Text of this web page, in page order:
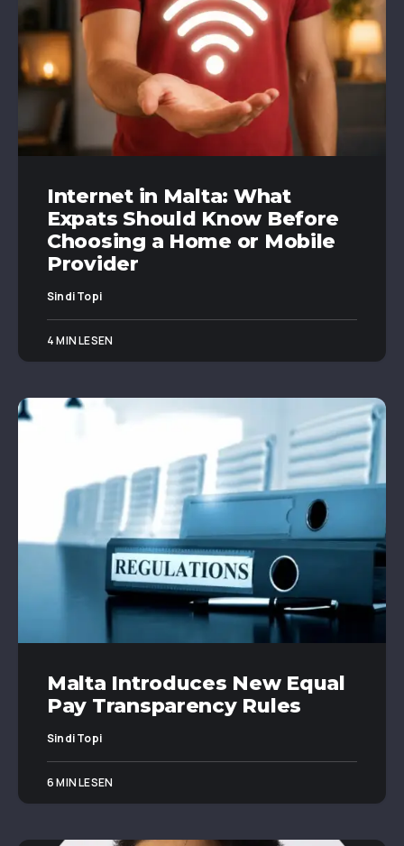
Internet in Malta: What
Expats Should Know Before
Choosing a Home or Mobile
Provider
Sindi Topi
4 MIN LESEN
Malta Introduces New Equal
Pay Transparency Rules
Sindi Topi
6 MIN LESEN